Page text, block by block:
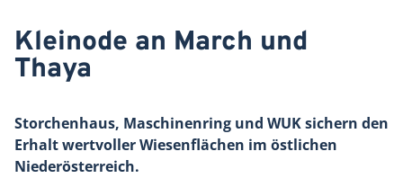
Kleinode an March und
Thaya
Storchenhaus, Maschinenring und WUK sichern den
Erhalt wertvoller Wiesenflächen im östlichen
Niederösterreich.